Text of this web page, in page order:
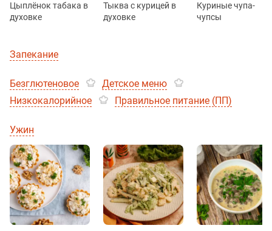
Цыплёнок табака в
духовке
Тыква с курицей в
духовке
Куриные чупа-
чупсы
Запекание
Безглютеновое
Детское меню
Низкокалорийное
Правильное питание (ПП)
Ужин